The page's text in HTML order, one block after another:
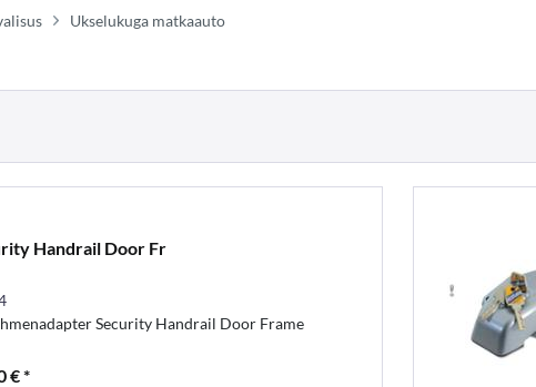
Ukselukuga matkaauto
Handrail Door Fr
Security Handrail Door Frame
€ *